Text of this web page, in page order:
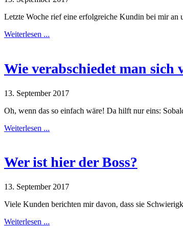
Letzte Woche rief eine erfolgreiche Kundin bei mir
Weiterlesen ...
Wie verabschiedet man
13. September 2017
Oh, wenn das so einfach wäre! Da hilft nur eins:
Weiterlesen ...
Wer ist hier der Boss?
13. September 2017
Viele Kunden berichten mir davon, dass sie
Weiterlesen ...